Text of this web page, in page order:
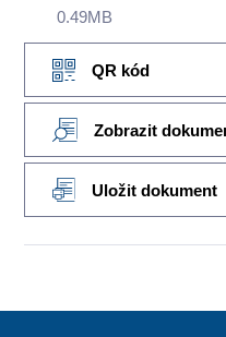
0.49MB
QR kód
Zobrazit
Uložit dokument